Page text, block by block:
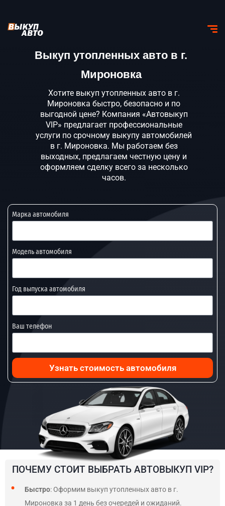
Выкуп утопленных авто в г.
Мироновка
Хотите выкуп утопленных авто в г.
Мироновка быстро, безопасно и по
выгодной цене? Компания «Автовыкуп
VIP» предлагает профессиональные
услуги по срочному выкупу автомобилей
в г. Мироновка. Мы работаем без
выходных, предлагаем честную цену и
оформляем сделку всего за несколько
часов.
Марка автомобиля
Модель автомобиля
Год выпуска автомобиля
Ваш телефон
Узнать стоимость автомобиля
ПОЧЕМУ СТОИТ ВЫБРАТЬ АВТОВЫКУП VIP?
Быстро: Оформим выкуп утопленных авто в г.
Мироновка за 1 день без очередей и ожиданий.